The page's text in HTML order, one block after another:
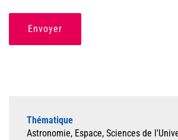
Envoyer
Thématique
Astronomie, Espace, Sciences de